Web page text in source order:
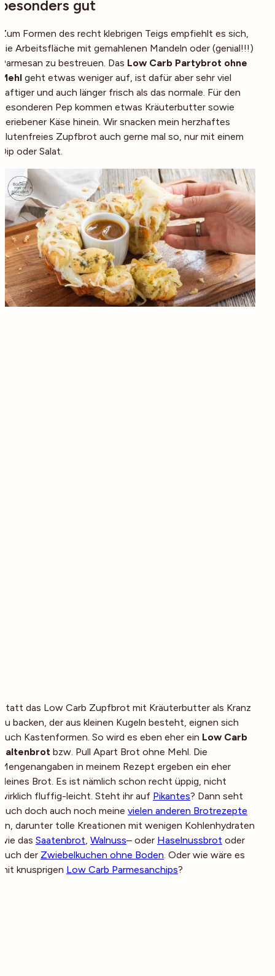
besonders gut
Zum Formen des recht klebrigen Teigs empfiehlt es sich,
die Arbeitsfläche mit gemahlenen Mandeln oder (genial!!!)
Parmesan zu bestreuen. Das Low Carb Partybrot ohne
Mehl geht etwas weniger auf, ist dafür aber sehr viel
saftiger und auch länger frisch als das normale. Für den
besonderen Pep kommen etwas Kräuterbutter sowie
geriebener Käse hinein. Wir snacken mein herzhaftes
glutenfreies Zupfbrot auch gerne mal so, nur mit einem
Dip oder Salat.
Statt das Low Carb Zupfbrot mit Kräuterbutter als Kranz
zu backen, der aus kleinen Kugeln besteht, eignen sich
auch Kastenformen. So wird es eben eher ein Low Carb
Faltenbrot bzw. Pull Apart Brot ohne Mehl. Die
Mengenangaben in meinem Rezept ergeben ein eher
kleines Brot. Es ist nämlich schon recht üppig, nicht
wirklich fluffig-leicht. Steht ihr auf Pikantes? Dann seht
euch doch auch noch meine vielen anderen Brotrezepte
an, darunter tolle Kreationen mit wenigen Kohlenhydraten
wie das Saatenbrot Walnuss– oder Haselnussbrot oder
auch der Zwiebelkuchen ohne Boden . Oder wie wäre es
mit knusprigen Low Carb Parmesanchips?